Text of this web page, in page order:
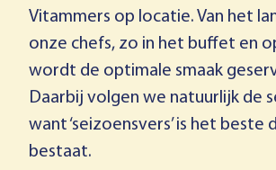
Vitammers op locatie. Van het
onze chefs, zo in het buffet en
wordt de optimale smaak
Daarbij volgen we natuurlijk de
want ‘seizoensvers’ is het beste
bestaat.